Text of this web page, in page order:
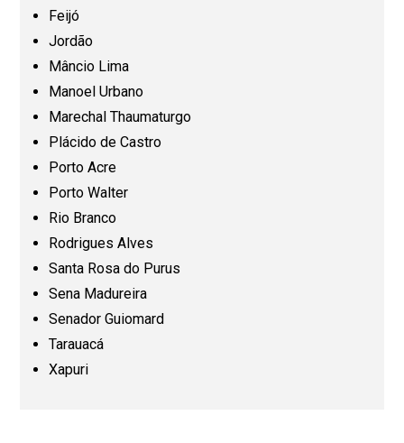
Paraíba (PB)
Paraná (PR)
Feijó
Jordão
Mâncio Lima
Manoel Urbano
Marechal Thaumaturgo
Plácido de Castro
Porto Acre
Porto Walter
Rio Branco
Rodrigues Alves
Santa Rosa do Purus
Sena Madureira
Senador Guiomard
Tarauacá
Xapuri